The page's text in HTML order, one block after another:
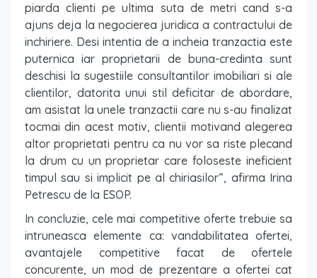
piarda clienti pe ultima suta de metri cand s-a
ajuns deja la negocierea juridica a contractului de
inchiriere. Desi intentia de a incheia tranzactia este
puternica iar proprietarii de buna-credinta sunt
deschisi la sugestiile consultantilor imobiliari si ale
clientilor, datorita unui stil deficitar de abordare,
am asistat la unele tranzactii care nu s-au finalizat
tocmai din acest motiv, clientii motivand alegerea
altor proprietati pentru ca nu vor sa riste plecand
la drum cu un proprietar care foloseste ineficient
timpul sau si implicit pe al chiriasilor”, afirma Irina
Petrescu de la ESOP.
In concluzie, cele mai competitive oferte trebuie sa
intruneasca elemente ca: vandabilitatea ofertei,
avantajele competitive facat de ofertele
concurente, un mod de prezentare a ofertei cat